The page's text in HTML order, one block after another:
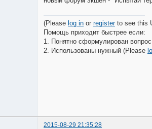
(Please log in or registerto see this
Помощь приходит быстрее если:
1. Понятно сформулирован
2. Использованы нужный (Please
2015-08-29 21:35:28